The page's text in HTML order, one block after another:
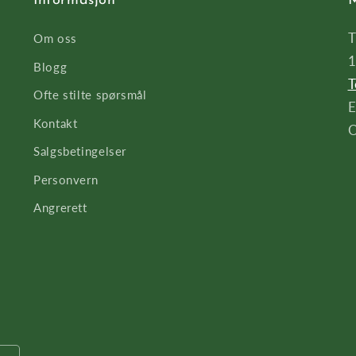
Om oss
Blogg
Ofte stilte spørsmål
Kontakt
Salgsbetingelser
Personvern
Angrerett